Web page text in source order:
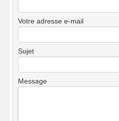
Votre adresse e-mail
Sujet
Message